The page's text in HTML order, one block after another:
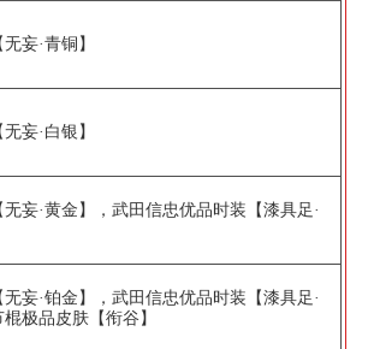
妄·青铜】
妄·白银】
妄·黄金】，武田信忠优品时装【漆具足·
妄·铂金】，武田信忠优品时装【漆具足·
极品皮肤【衔谷】